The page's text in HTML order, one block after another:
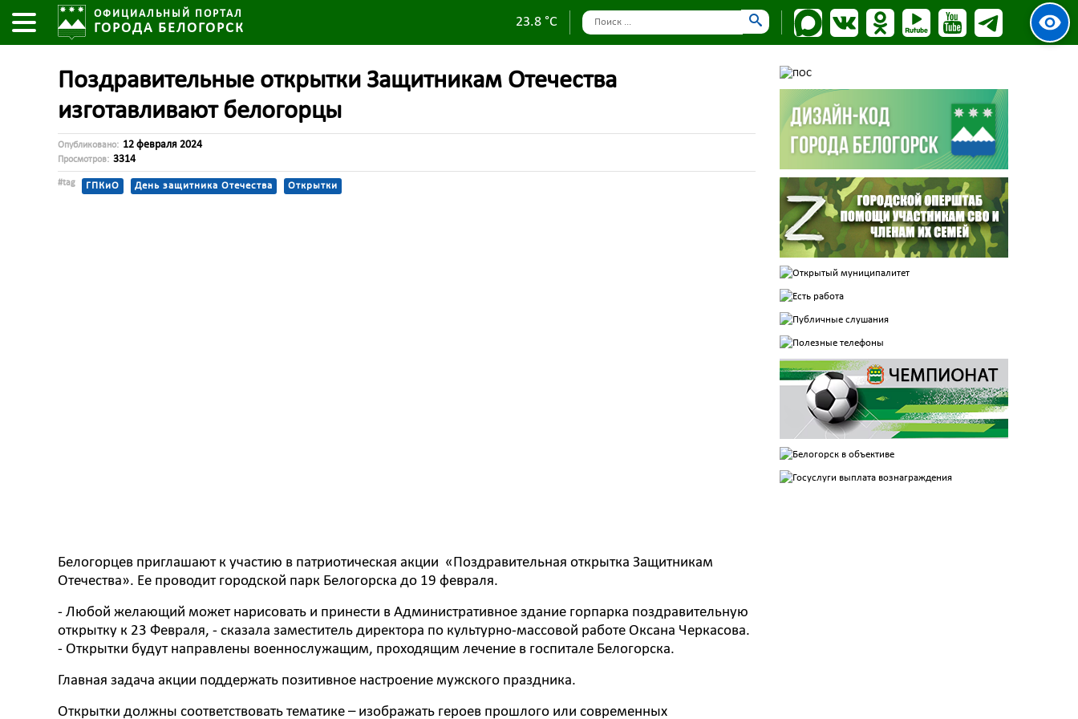
ОФИЦИАЛЬНЫЙ ПОРТАЛ
ГОРОДА БЕЛОГОРСК 23.8 °C
Поздравительные открытки Защитникам Отечества
изготавливают белогорцы
Опубликовано: 12 февраля 2024
Просмотров: 3314
#tag ГПКиО День защитника Отечества Открытки
Белогорцев приглашают к участию в патриотическая акции «Поздравительная открытка Защитникам
Отечества». Ее проводит городской парк Белогорска до 19 февраля.
- Любой желающий может нарисовать и принести в Административное здание горпарка поздравительную
открытку к 23 Февраля, - сказала заместитель директора по культурно-массовой работе Оксана Черкасова.
- Открытки будут направлены военнослужащим, проходящим лечение в госпитале Белогорска.
Главная задача акции поддержать позитивное настроение мужского праздника.
Открытки должны соответствовать тематике – изображать героев прошлого или современных